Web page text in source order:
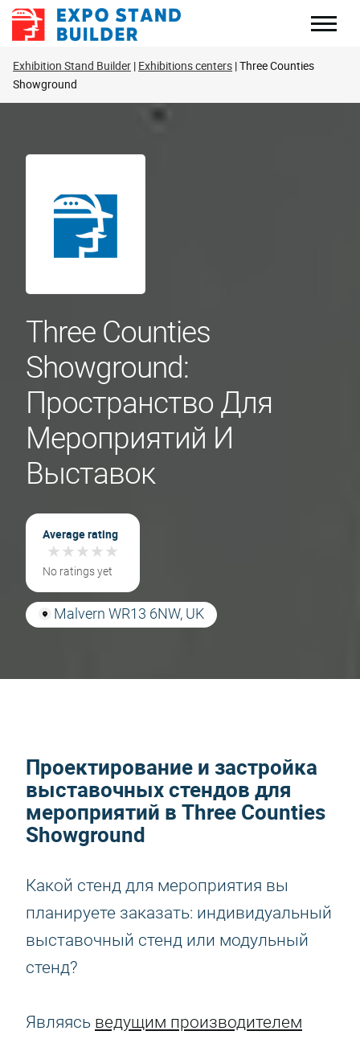
Перейти
Exhibition Stand Builder Exhibitions centers Three Counties
Showground
Three Counties
Showground:
Пространство Для
Мероприятий И
Выставок
Average rating
★★★★★
★★★★★
No ratings yet
Malvern WR13 6NW, UK
Проектирование и застройка
выставочных стендов для
мероприятий в Three Counties
Showground
Какой стенд для мероприятия вы
планируете заказать: индивидуальный
выставочный стенд или модульный
стенд?
Являясь ведущим производителем